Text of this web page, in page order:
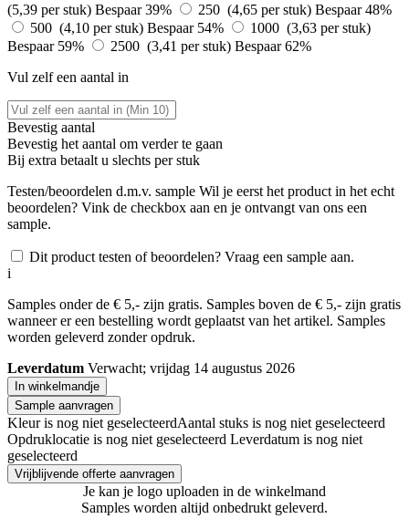
(5,39 per stuk) Bespaar 39% 250 (4,65 per stuk) Bespaar 48%
500 (4,10 per stuk) Bespaar 54%
1000 (3,63 per stuk)
Bespaar 59%
2500 (3,41 per stuk) Bespaar 62%
Vul zelf een aantal in
Bevestig aantal
Bevestig het aantal om verder te gaan
Bij extra betaalt u slechts per stuk
Testen/beoordelen d.m.v. sample Wil je eerst het product in het echt
beoordelen? Vink de checkbox aan en je ontvangt van ons een
sample.
Dit product testen of beoordelen? Vraag een sample aan.
i
Samples onder de € 5,- zijn gratis. Samples boven de € 5,- zijn gratis
wanneer er een bestelling wordt geplaatst van het artikel. Samples
worden geleverd zonder opdruk.
Leverdatum Verwacht; vrijdag 14 augustus 2026
In winkelmandje
Sample aanvragen
Kleur is nog niet geselecteerdAantal stuks is nog niet geselecteerd
Opdruklocatie is nog niet geselecteerd Leverdatum is nog niet
geselecteerd
Vrijblijvende offerte aanvragen
Je kan je logo uploaden in de winkelmand
Samples worden altijd onbedrukt geleverd.